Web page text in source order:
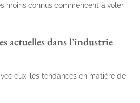
moins connus commencent à voler
actuelles dans l’industrie
eux, les tendances en matière de